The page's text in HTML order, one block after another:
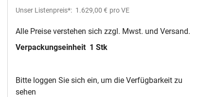
Unser Listenpreis*: 1.629,00 € pro VE
Alle Preise verstehen sich zzgl. Mwst. und Versand.
Verpackungseinheit 1 Stk
Bitte loggen Sie sich ein, um die Verfügbarkeit zu
sehen